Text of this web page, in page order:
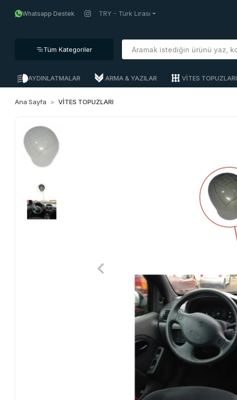
Whatsapp Destek TRY - Türk Lirası
Tüm Kategoriler
AYDINLATMALAR ARMA & YAZILAR VİTES TOPUZLARI
Ana Sayfa VİTES TOPUZLARI